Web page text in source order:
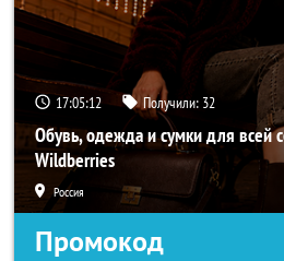
17:05:10 Получили: 32
Обувь, одежда и сумки для всей
Wildberries
Россия
Промокод